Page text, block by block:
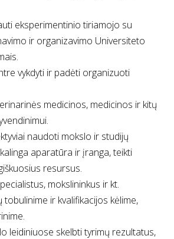
eksperimentinio tiriamojo su
ir organizavimo Universiteto
vykdyti ir padėti organizuoti
medicinos, medicinos ir kitų
naudoti mokslo ir studijų
aparatūra ir įranga, teikti
resursus.
mokslininkus ir kt.
ir kvalifikacijos kėlime,
leidiniuose skelbti tyrimų rezultatus,